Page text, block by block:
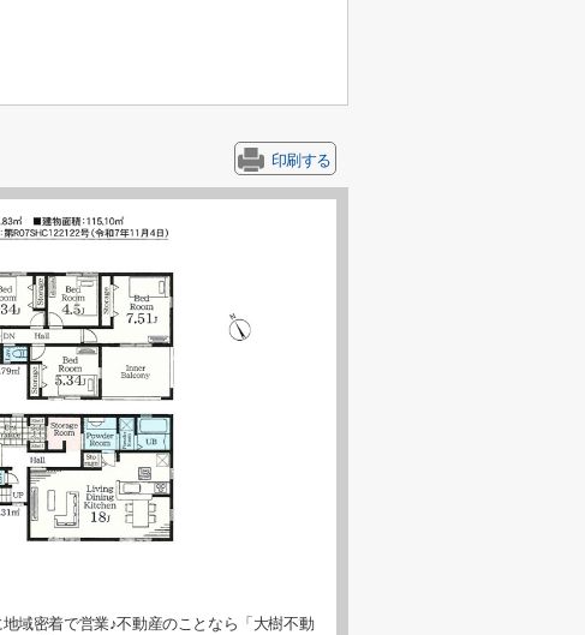
印刷する
地域密着で営業♪不動産のことなら「大樹不動